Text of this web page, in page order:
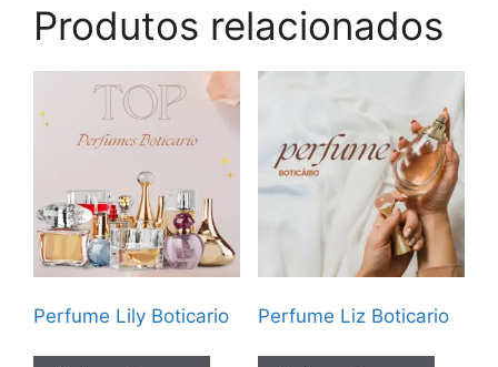
Produtos relacionados
Perfume Lily Boticario Perfume Liz Boticario